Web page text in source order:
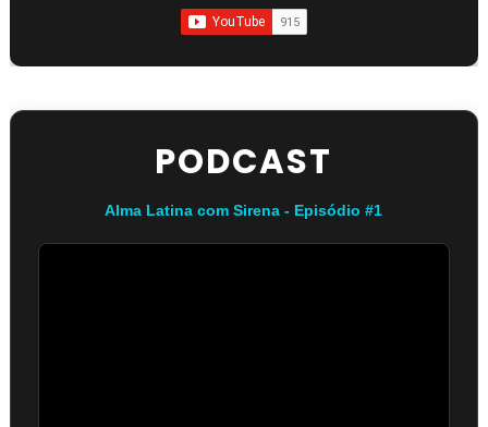
PODCAST
Alma Latina com Sirena - Episódio #1